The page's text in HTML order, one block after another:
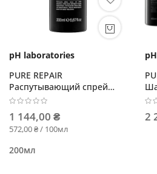
pH laboratories
PURE REPAIR
Распутывающий спрей
Абсолютное
1 144,00 ₴
572,00 ₴ / 100мл
200мл
2